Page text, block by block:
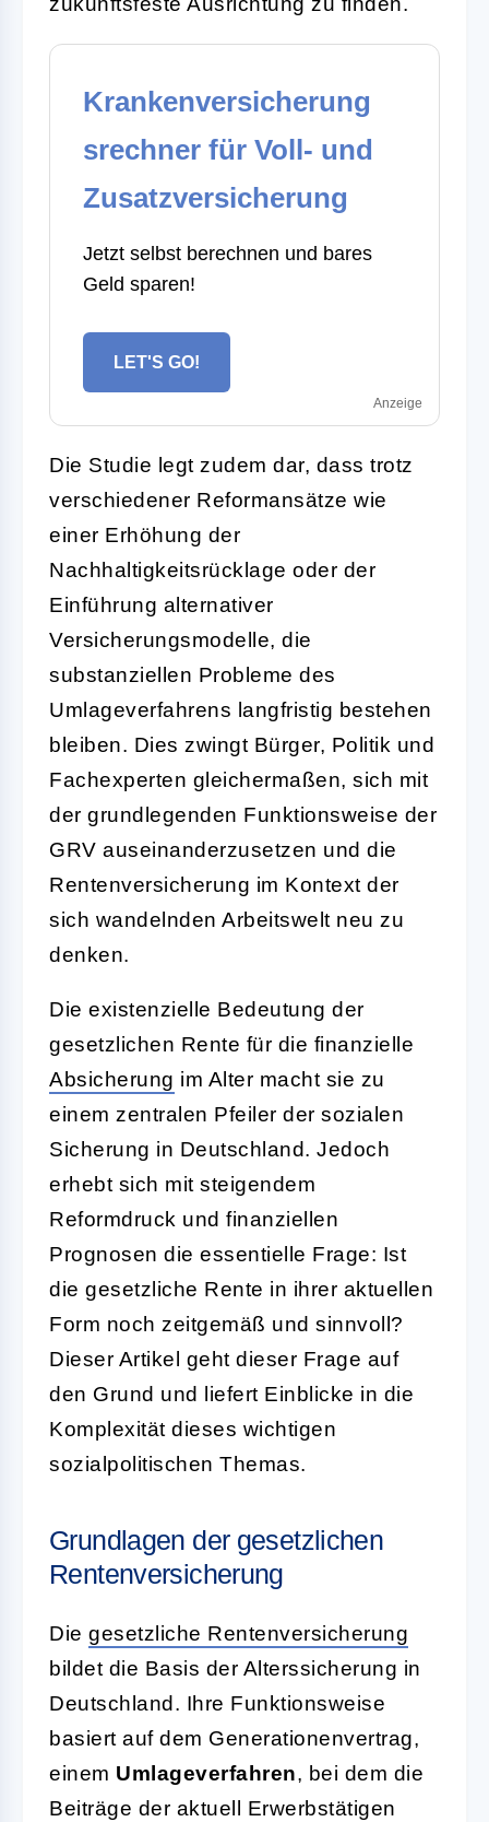
Krankenversicherung
srechner für Voll- und
Zusatzversicherung
Jetzt selbst berechnen und bares
Geld sparen!
LET'S GO!
Anzeige
Die Studie legt zudem dar, dass trotz
verschiedener Reformansätze wie
einer Erhöhung der
Nachhaltigkeitsrücklage oder der
Einführung alternativer
Versicherungsmodelle, die
substanziellen Probleme des
Umlageverfahrens langfristig bestehen
bleiben. Dies zwingt Bürger, Politik und
Fachexperten gleichermaßen, sich mit
der grundlegenden Funktionsweise der
GRV auseinanderzusetzen und die
Rentenversicherung im Kontext der
sich wandelnden Arbeitswelt neu zu
denken.
Die existenzielle Bedeutung der
gesetzlichen Rente für die finanzielle
Absicherung im Alter macht sie zu
einem zentralen Pfeiler der sozialen
Sicherung in Deutschland. Jedoch
erhebt sich mit steigendem
Reformdruck und finanziellen
Prognosen die essentielle Frage: Ist
die gesetzliche Rente in ihrer aktuellen
Form noch zeitgemäß und sinnvoll?
Dieser Artikel geht dieser Frage auf
den Grund und liefert Einblicke in die
Komplexität dieses wichtigen
sozialpolitischen Themas.
Grundlagen der gesetzlichen
Rentenversicherung
Die gesetzliche Rentenversicherung
bildet die Basis der Alterssicherung in
Deutschland. Ihre Funktionsweise
basiert auf dem Generationenvertrag,
einem Umlageverfahren, bei dem die
Beiträge der aktuell Erwerbstätigen